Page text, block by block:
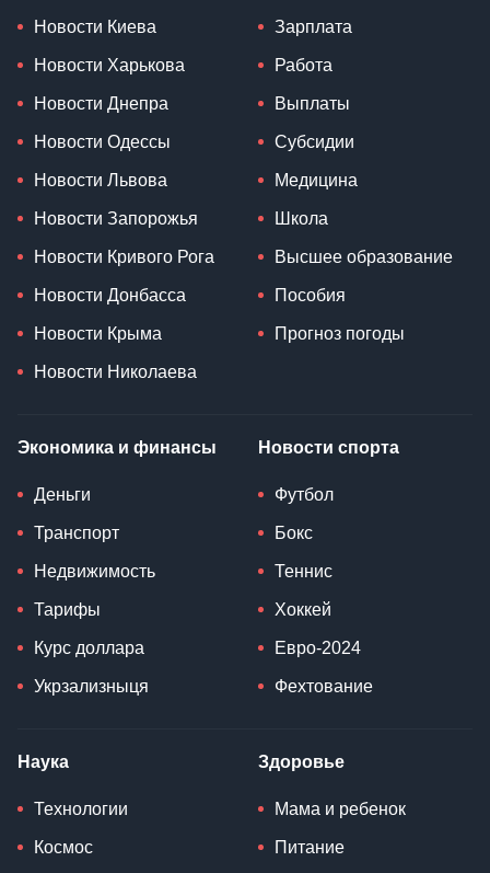
Новости Киева
Новости Харькова
Новости Днепра
Новости Одессы
Новости Львова
Новости Запорожья
Новости Кривого Рога
Новости Донбасса
Новости Крыма
Новости Николаева
Зарплата
Работа
Выплаты
Субсидии
Медицина
Школа
Высшее образование
Пособия
Прогноз погоды
Экономика и финансы
Деньги
Транспорт
Недвижимость
Тарифы
Курс доллара
Укрзализныця
Новости спорта
Футбол
Бокс
Теннис
Хоккей
Евро-2024
Фехтование
Наука
Технологии
Космос
Здоровье
Мама и ребенок
Питание